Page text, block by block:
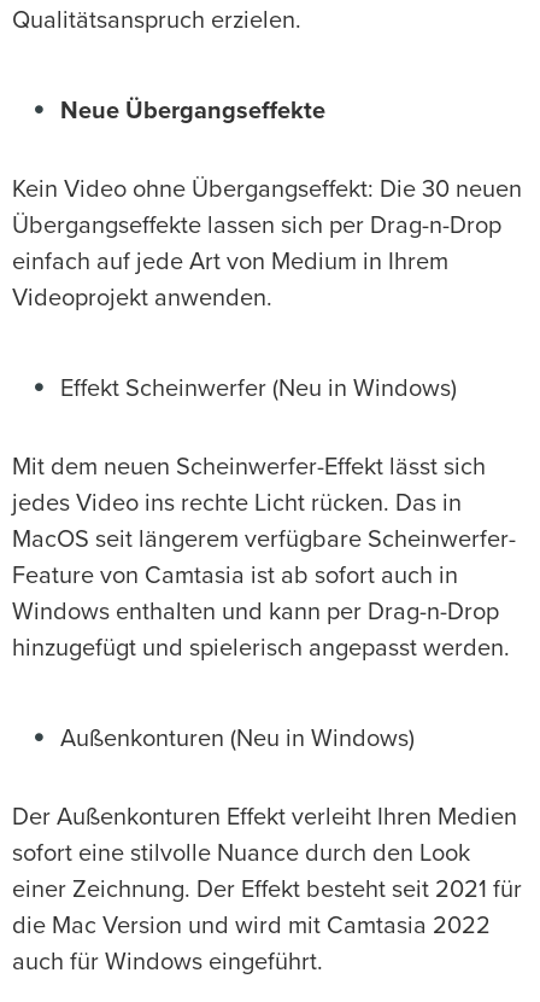
Qualitätsanspruch erzielen.
Neue Übergangseffekte
Kein Video ohne Übergangseffekt: Die 30 neuen
Übergangseffekte lassen sich per Drag-n-Drop
einfach auf jede Art von Medium in Ihrem
Videoprojekt anwenden.
Effekt Scheinwerfer (Neu in Windows)
Mit dem neuen Scheinwerfer-Effekt lässt sich
jedes Video ins rechte Licht rücken. Das in
MacOS seit längerem verfügbare Scheinwerfer-
Feature von Camtasia ist ab sofort auch in
Windows enthalten und kann per Drag-n-Drop
hinzugefügt und spielerisch angepasst werden.
Außenkonturen (Neu in Windows)
Der Außenkonturen Effekt verleiht Ihren Medien
sofort eine stilvolle Nuance durch den Look
einer Zeichnung. Der Effekt besteht seit 2021 für
die Mac Version und wird mit Camtasia 2022
auch für Windows eingeführt.